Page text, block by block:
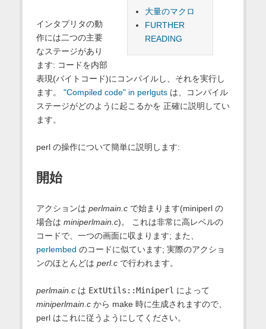
大量のマクロ
FURTHER
READING
インタプリタの動
作には二つの主要
なステージがあり
ます: コードを内部
表現(バイトコード)にコンパイルし、それを実行し
ます。 "Compiled code" in perlgutsは、コンパイル
ステージがどのように起こるかを 正確に説明してい
ます。
perl の操作について簡単に説明します:
開始
アクションは perlmain.cで始まります(miniperl の
場合は miniperlmain.c)。 これは非常に高レベルの
コードで、一つの画面に収まります; また、
perlembed のコードに似ています; 実際のアクショ
ンのほとんどは perl.cで行われます。
perlmain.cは ExtUtils::Miniperl によって
miniperlmain.cから make 時に生成されますので、
perl はこれに従うようにしてください。